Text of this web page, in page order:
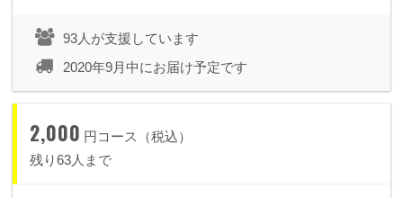
93人が支援しています
2020年9月中にお届け予定です
2,000 円コース（税込）
残り63人まで